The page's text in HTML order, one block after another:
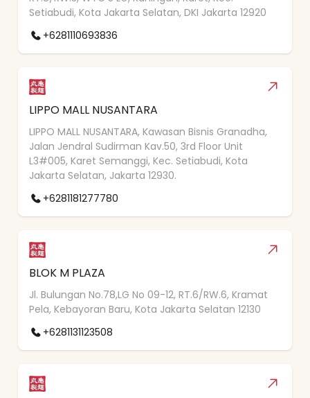
Setiabudi, Kota Jakarta Selatan, DKI Jakarta 12920
+6281110693836
LIPPO MALL NUSANTARA
LIPPO MALL NUSANTARA, Kawasan Bisnis Granadha,
Jalan Jendral Sudirman Kav.50, 3rd Floor Unit
L3#005, Karet Semanggi, Kec. Setiabudi, Kota
Jakarta Selatan, Jakarta 12930.
+6281181277780
BLOK M PLAZA
Jl. Bulungan No.78,LG No 09-12, RT.6/RW.6, Kramat
Pela, Kebayoran Baru, Kota Jakarta Selatan 12130
+6281131123508